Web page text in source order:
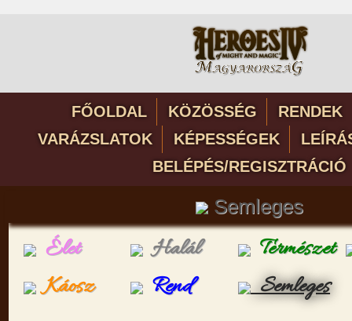
FŐOLDAL KÖZÖSSÉG
RENDEK
VARÁZSLATOK
KÉPESSÉGEK
BELÉPÉS/REGISZTRÁCIÓ
Semleges
Élet Halál
Természet
Káosz
Rend Semleges